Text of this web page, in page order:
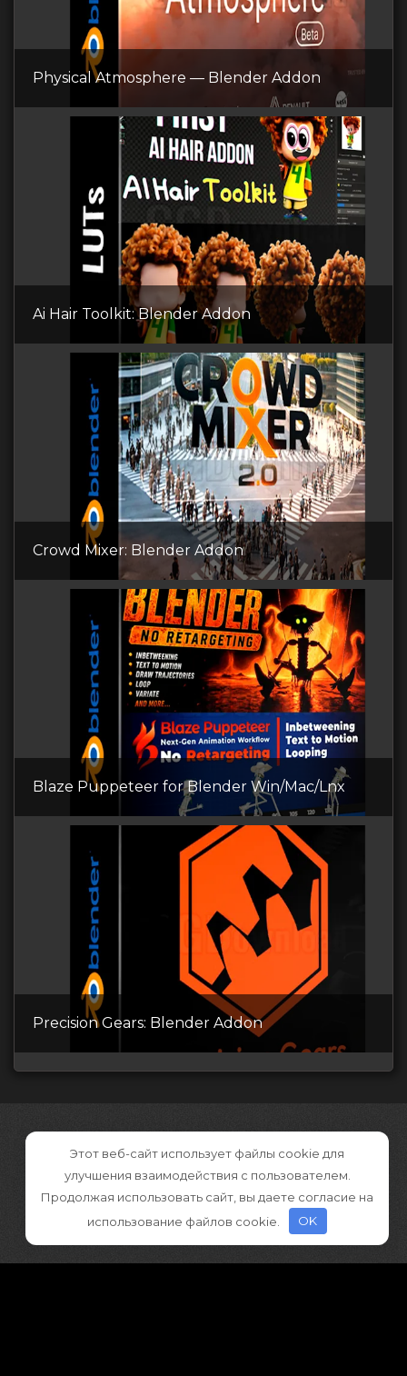
Physical Atmosphere — Blender Addon
Ai Hair Toolkit: Blender Addon
Crowd Mixer: Blender Addon
Blaze Puppeteer for Blender Win/Mac/Lnx
Precision Gears: Blender Addon
Этот веб-сайт использует файлы cookie для
улучшения взаимодействия с пользователем.
Продолжая использовать сайт, вы даете согласие на
использование файлов cookie.
OK